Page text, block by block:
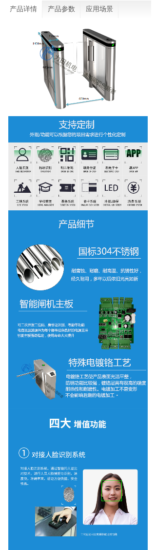
产品详情 产品参数 应用场景